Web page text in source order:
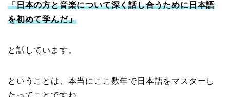
「日本の方と音楽について深く話し合うために日本語
を初めて学んだ」
と話しています。
ということは、本当にここ数年で日本語をマスターし